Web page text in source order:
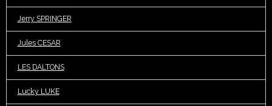
Jerry SPRINGER
Jules CESAR
LES DALTONS
Lucky LUKE